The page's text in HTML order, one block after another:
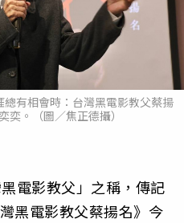
有相會時：台灣黑電影教父蔡揚
奕。（圖／焦正德攝）
電影教父」之稱，傳記
黑電影教父蔡揚名》今